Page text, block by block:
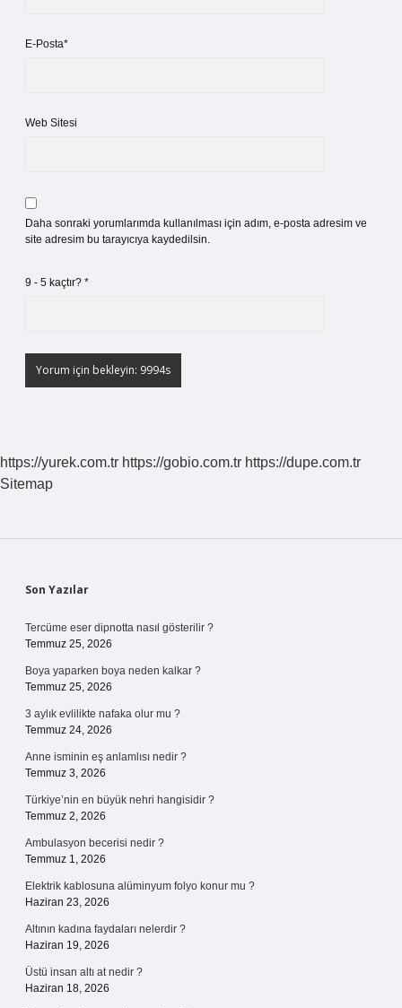
E-Posta*
Web Sitesi
Daha sonraki yorumlarımda kullanılması için adım, e-posta adresim ve
site adresim bu tarayıcıya kaydedilsin.
9 - 5 kaçtır? *
https://yurek.com.tr https://gobio.com.tr https://dupe.com.tr
Sitemap
Sidebar
Son Yazılar
Tercüme eser dipnotta nasıl gösterilir ?
Temmuz 25, 2026
Boya yaparken boya neden kalkar ?
Temmuz 25, 2026
3 aylık evlilikte nafaka olur mu ?
Temmuz 24, 2026
Anne isminin eş anlamlısı nedir ?
Temmuz 3, 2026
Türkiye’nin en büyük nehri hangisidir ?
Temmuz 2, 2026
Ambulasyon becerisi nedir ?
Temmuz 1, 2026
Elektrik kablosuna alüminyum folyo konur mu ?
Haziran 23, 2026
Altının kadına faydaları nelerdir ?
Haziran 19, 2026
Üstü insan altı at nedir ?
Haziran 18, 2026